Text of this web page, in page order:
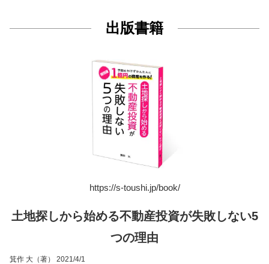
出版書籍
https://s-toushi.jp/book/
土地探しから始める不動産投資が失敗しない5
つの理由
箕作 大（著） 2021/4/1